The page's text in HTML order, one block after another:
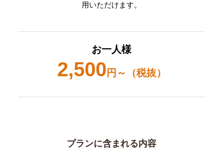
用いただけます。
お一人様
2,500 円～（税抜）
プランに含まれる内容